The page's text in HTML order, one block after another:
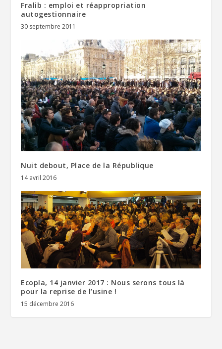
Fralib : emploi et réappropriation
autogestionnaire
30 septembre 2011
Nuit debout, Place de la République
14 avril 2016
Ecopla, 14 janvier 2017 : Nous serons tous là
pour la reprise de l’usine !
15 décembre 2016